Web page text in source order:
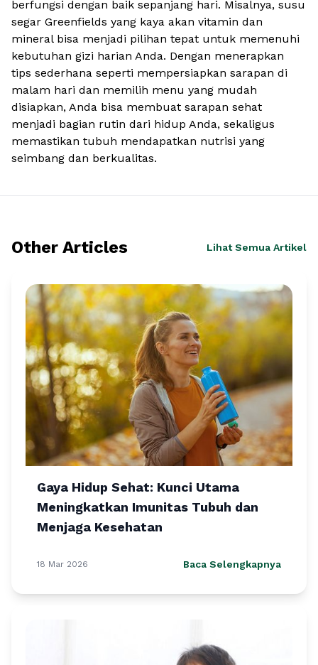
berfungsi dengan baik sepanjang hari. Misalnya, susu
segar Greenfields yang kaya akan vitamin dan
mineral bisa menjadi pilihan tepat untuk memenuhi
kebutuhan gizi harian Anda. Dengan menerapkan
tips sederhana seperti mempersiapkan sarapan di
malam hari dan memilih menu yang mudah
disiapkan, Anda bisa membuat sarapan sehat
menjadi bagian rutin dari hidup Anda, sekaligus
memastikan tubuh mendapatkan nutrisi yang
seimbang dan berkualitas.
Other Articles Lihat Semua Artikel
Gaya Hidup Sehat: Kunci Utama
Meningkatkan Imunitas Tubuh dan
Menjaga Kesehatan
18 Mar 2026 Baca Selengkapnya